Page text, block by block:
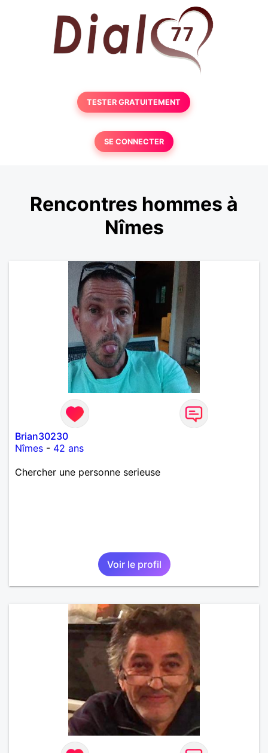
TESTER GRATUITEMENT
SE CONNECTER
Rencontres hommes à
Nîmes
Brian30230
Nîmes - 42 ans
Chercher une personne serieuse
Voir le profil